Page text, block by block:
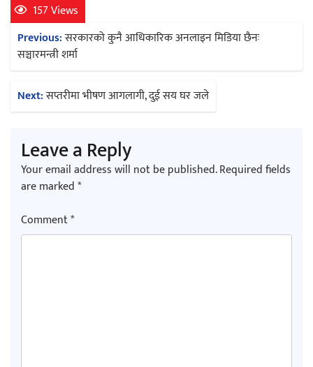
157 Views
Post
navigation
Previous:सरकारको कुनै आधिकारिक अनलाइन मिडिया छैनः
सञ्चारमन्त्री शर्मा
Next:सप्तरीमा भीषण आगलागी, दुई सय घर जले
Leave a Reply
Your email address will not be published.Required fields
are marked*
Comment*